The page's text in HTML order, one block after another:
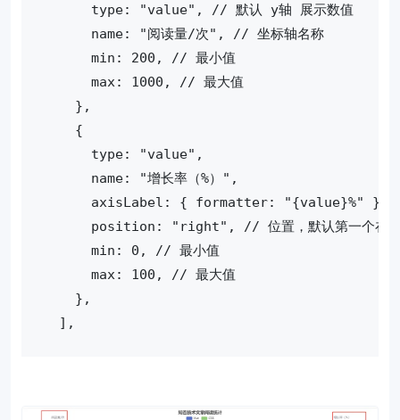
type: "value", // 默认 y轴 展示数值
name: "阅读量/次", // 坐标轴名称
min: 200, // 最小值
max: 1000, // 最大值
},
{
type: "value",
name: "增长率（%）",
axisLabel: { formatter: "{value}%" }, // 刻度标
position: "right", // 位置，默认第一个在左边
min: 0, // 最小值
max: 100, // 最大值
},
],